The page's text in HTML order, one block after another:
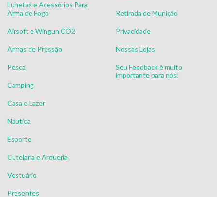
Lunetas e Acessórios Para
Arma de Fogo
Airsoft e Wingun CO2
Armas de Pressão
Pesca
Camping
Casa e Lazer
Náutica
Esporte
Cutelaria e Arqueria
Vestuário
Presentes
Retirada de Munição
Privacidade
Nossas Lojas
Seu Feedback é muito
importante para nós!